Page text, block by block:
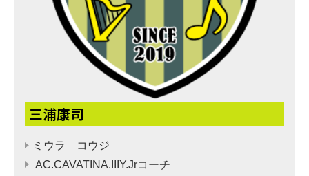
三浦康司
ミウラ コウジ
AC.CAVATINA.IIIY.Jrコーチ